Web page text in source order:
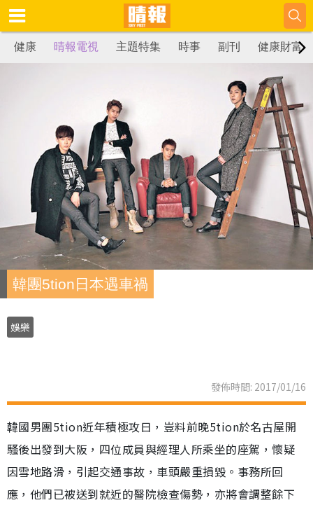
健康 晴報電視 主題特集 時事 副刊 健康財富
韓團5tion日本遇車禍
娛樂
發佈時間: 2017/01/16
韓國男團5tion近年積極攻日，豈料前晚5tion於名古屋開
騷後出發到大阪，四位成員與經理人所乘坐的座駕，懷疑
因雪地路滑，引起交通事故，車頭嚴重損毀。事務所回
應，他們已被送到就近的醫院檢查傷勢，亦將會調整餘下